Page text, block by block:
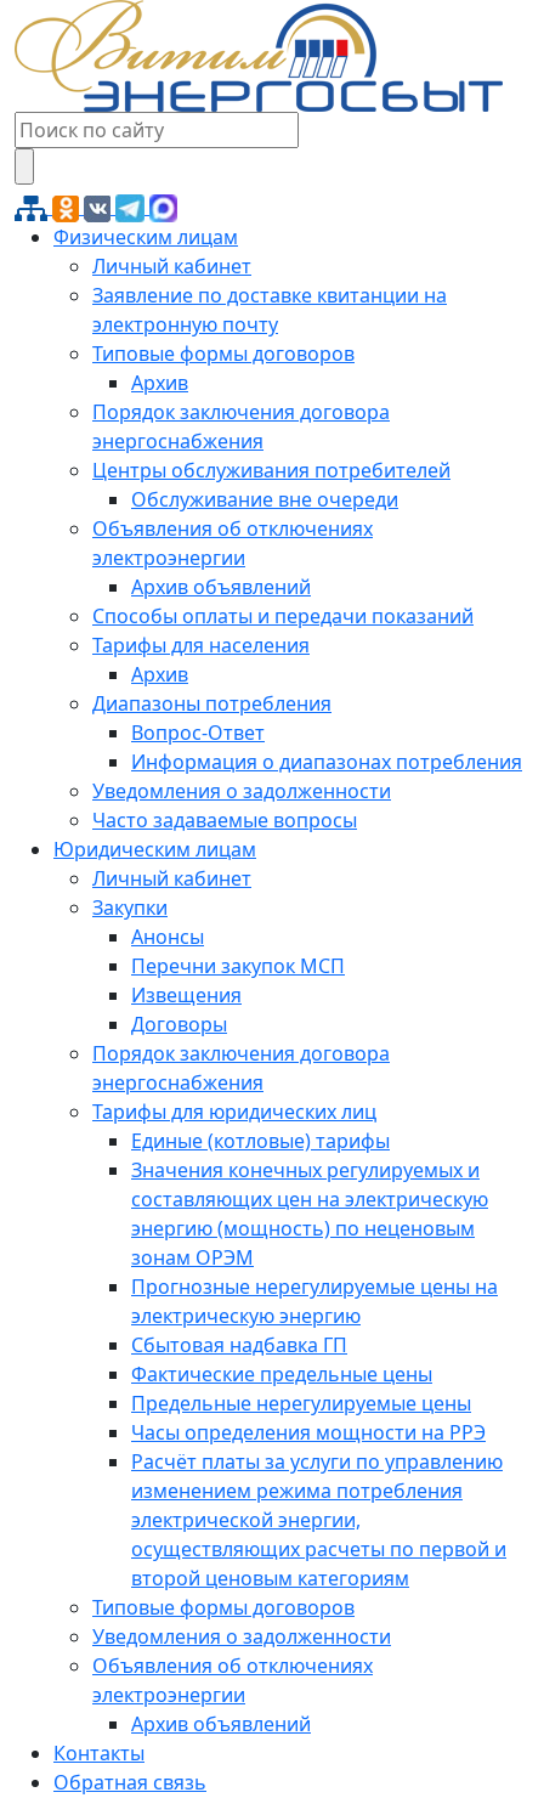
Физическим лицам
Личный кабинет
Заявление по доставке квитанции на
электронную почту
Типовые формы договоров
Архив
Порядок заключения договора
энергоснабжения
Центры обслуживания потребителей
Обслуживание вне очереди
Объявления об отключениях
электроэнергии
Архив объявлений
Способы оплаты и передачи показаний
Тарифы для населения
Архив
Диапазоны потребления
Вопрос-Ответ
Информация о диапазонах потребления
Уведомления о задолженности
Часто задаваемые вопросы
Юридическим лицам
Личный кабинет
Закупки
Анонсы
Перечни закупок МСП
Извещения
Договоры
Порядок заключения договора
энергоснабжения
Тарифы для юридических лиц
Единые (котловые) тарифы
Значения конечных регулируемых и
составляющих цен на электрическую
энергию (мощность) по неценовым
зонам ОРЭМ
Прогнозные нерегулируемые цены на
электрическую энергию
Сбытовая надбавка ГП
Фактические предельные цены
Предельные нерегулируемые цены
Часы определения мощности на РРЭ
Расчёт платы за услуги по управлению
изменением режима потребления
электрической энергии,
осуществляющих расчеты по первой и
второй ценовым категориям
Типовые формы договоров
Уведомления о задолженности
Объявления об отключениях
электроэнергии
Архив объявлений
Контакты
Обратная связь